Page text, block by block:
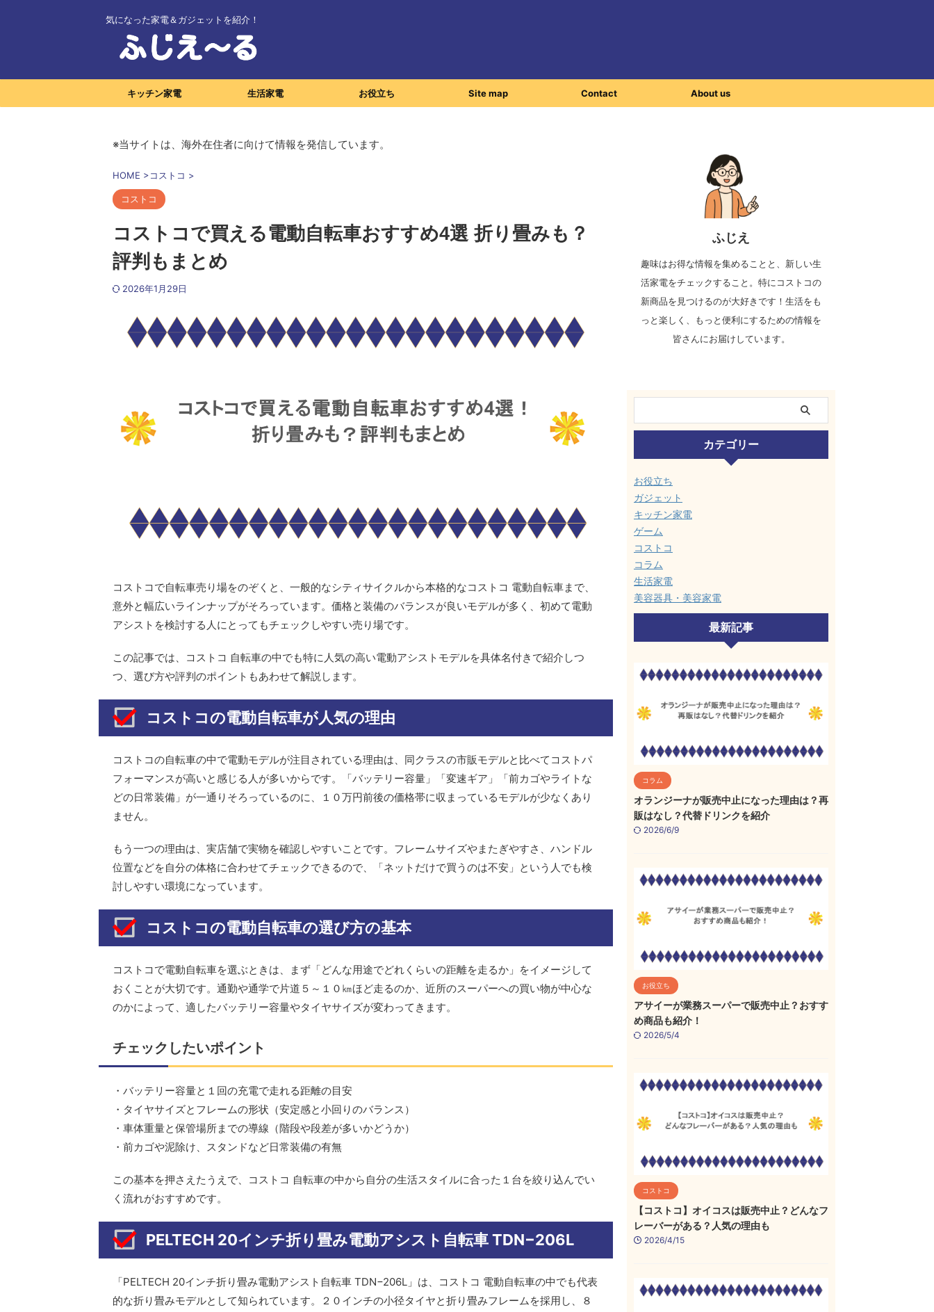
気になった家電＆ガジェットを紹介！
キッチン家電 生活家電 お役立ち Site map Contact About us
※当サイトは、海外在住者に向けて情報を発信しています。
HOME >コストコ >
コストコ
コストコで買える電動自転車おすすめ4選 折り畳みも？
評判もまとめ
2026年1月29日
コストコで自転車売り場をのぞくと、一般的なシティサイクルから本格的なコストコ 電動自転車まで、
意外と幅広いラインナップがそろっています。価格と装備のバランスが良いモデルが多く、初めて電動
アシストを検討する人にとってもチェックしやすい売り場です。
この記事では、コストコ 自転車の中でも特に人気の高い電動アシストモデルを具体名付きで紹介しつ
つ、選び方や評判のポイントもあわせて解説します。
コストコの電動自転車が人気の理由
コストコの自転車の中で電動モデルが注目されている理由は、同クラスの市販モデルと比べてコストパ
フォーマンスが高いと感じる人が多いからです。「バッテリー容量」「変速ギア」「前カゴやライトな
どの日常装備」が一通りそろっているのに、１０万円前後の価格帯に収まっているモデルが少なくあり
ません。
もう一つの理由は、実店舗で実物を確認しやすいことです。フレームサイズやまたぎやすさ、ハンドル
位置などを自分の体格に合わせてチェックできるので、「ネットだけで買うのは不安」という人でも検
討しやすい環境になっています。
コストコの電動自転車の選び方の基本
コストコで電動自転車を選ぶときは、まず「どんな用途でどれくらいの距離を走るか」をイメージして
おくことが大切です。通勤や通学で片道５～１０㎞ほど走るのか、近所のスーパーへの買い物が中心な
のかによって、適したバッテリー容量やタイヤサイズが変わってきます。
チェックしたいポイント
・バッテリー容量と１回の充電で走れる距離の目安
・タイヤサイズとフレームの形状（安定感と小回りのバランス）
・車体重量と保管場所までの導線（階段や段差が多いかどうか）
・前カゴや泥除け、スタンドなど日常装備の有無
この基本を押さえたうえで、コストコ 自転車の中から自分の生活スタイルに合った１台を絞り込んでい
く流れがおすすめです。
PELTECH 20インチ折り畳み電動アシスト自転車 TDN−206L
「PELTECH 20インチ折り畳み電動アシスト自転車 TDN−206L」は、コストコ 電動自転車の中でも代表
的な折り畳みモデルとして知られています。２０インチの小径タイヤと折り畳みフレームを採用し、８
ふじえ
趣味はお得な情報を集めることと、新しい生
活家電をチェックすること。特にコストコの
新商品を見つけるのが大好きです！生活をも
っと楽しく、もっと便利にするための情報を
皆さんにお届けしています。
カテゴリー
お役立ち
ガジェット
キッチン家電
ゲーム
コストコ
コラム
生活家電
美容器具・美容家電
最新記事
コラム
オランジーナが販売中止になった理由は？再
販はなし？代替ドリンクを紹介
2026/6/9
お役立ち
アサイーが業務スーパーで販売中止？おすす
め商品も紹介！
2026/5/4
コストコ
【コストコ】オイコスは販売中止？どんなフ
レーバーがある？人気の理由も
2026/4/15